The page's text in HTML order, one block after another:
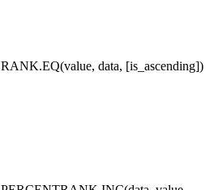
RANK.EQ(value, data, [is_ascending])